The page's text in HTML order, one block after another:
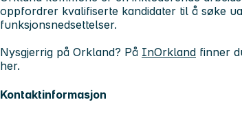
oppfordrer kvalifiserte kandidater til å søke
funksjonsnedsettelser.
Nysgjerrig på Orkland? På InOrkland finner
her.
Kontaktinformasjon